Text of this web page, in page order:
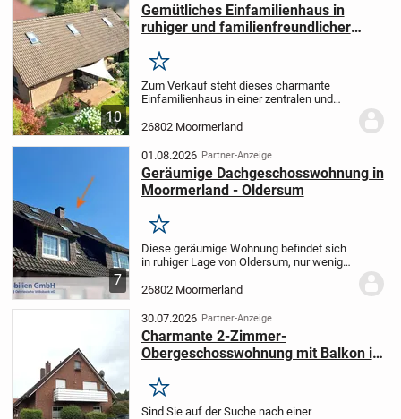
10
Gemütliches Einfamilienhaus in
ruhiger und familienfreundlicher
Merken
Zum Verkauf steht dieses charmante
Einfamilienhaus in einer zentralen und
Wohnlage von Moormerland. Hier
genießen Sie die Vorzüge einer
gewachsenen Nachbarschaft, in...
26802 Moormerland
7
01.08.2026 Partner-Anzeige
Geräumige Dachgeschosswohnung in
Moormerland - Oldersum
Merken
Diese geräumige Wohnung befindet sich
in ruhiger Lage von Oldersum, nur wenige
entfernt.Die Wohnfläche verteilt sich auf
einen Flur, ein Schlafzimmer, ein
Gästezimmer,...
26802 Moormerland
30.07.2026 Partner-Anzeige
Charmante 2-Zimmer-
Obergeschosswohnung mit Balkon in
Merken
Sind Sie auf der Suche nach einer